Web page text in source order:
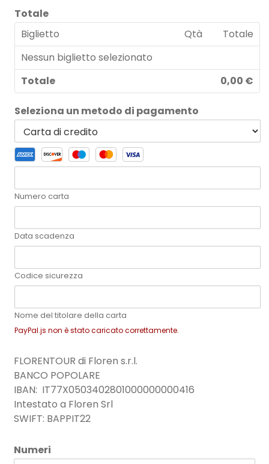
i
z
o
e
Totale
Biglietto
Qtà
Totale
Nessun biglietto selezionato
Totale
0,00 €
Seleziona un metodo di pagamento
Numero carta
Data scadenza
Codice sicurezza
Nome del titolare della carta
PayPal.js non è stato caricato correttamente.
FLORENTOUR di Floren s.r.l.
BANCO POPOLARE
IBAN: IT77X0503402801000000000416
Intestato a Floren Srl
SWIFT: BAPPIT22
*
e
Numeri